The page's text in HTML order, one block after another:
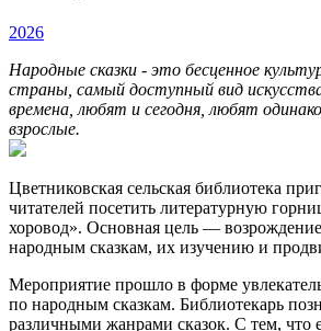
2026
Народные сказки - это бесценное
страны, самый доступный вид
времена, любят и сегодня, любят
взрослые.
Цветниковская сельская библиотека
читателей посетить литературную
хоровод». Основная цель —
народным сказкам, их изучению и
Мероприятие прошло в форме
по народным сказкам. Библиотекарь
различными жанрами сказок. С тем, что